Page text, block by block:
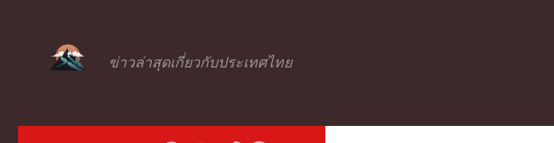
ข่าวล่าสุดเกี่ยวกับประเทศไทย